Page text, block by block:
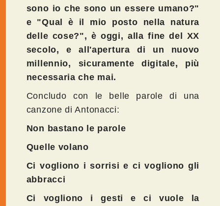
sono io che sono un essere umano?"
e "Qual è il mio posto nella natura
delle cose?", è oggi, alla fine del XX
secolo, e all'apertura di un nuovo
millennio, sicuramente digitale, più
necessaria che mai.
Concludo con le belle parole di una
canzone di Antonacci:
Non bastano le parole
Quelle volano
Ci vogliono i sorrisi e ci vogliono gli
abbracci
Ci vogliono i gesti e ci vuole la